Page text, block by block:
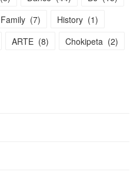
Family (7) History (1)
ARTE (8) Chokipeta (2)